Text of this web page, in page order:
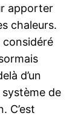
apporter
chaleurs.
considéré
d’un
système de
C’est